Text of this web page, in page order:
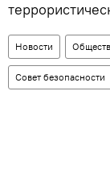
Новости
Совет безопасности